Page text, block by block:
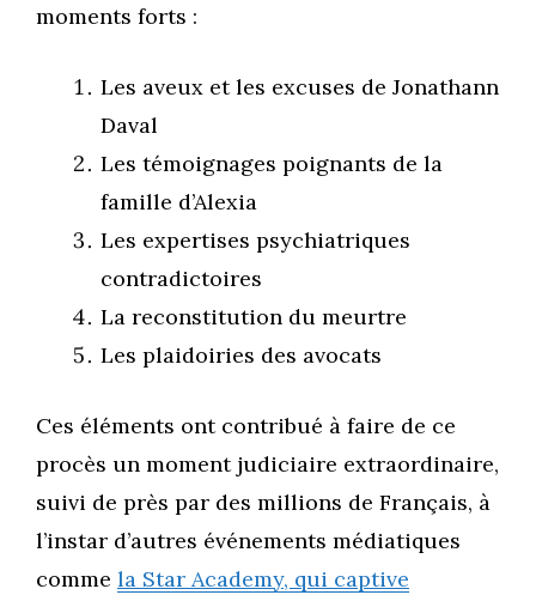
moments forts :
Les aveux et les excuses de Jonathann
Daval
Les témoignages poignants de la
famille d’Alexia
Les expertises psychiatriques
contradictoires
La reconstitution du meurtre
Les plaidoiries des avocats
Ces éléments ont contribué à faire de ce
procès un moment judiciaire extraordinaire,
suivi de près par des millions de Français, à
l’instar d’autres événements médiatiques
comme la Star Academy, qui captive